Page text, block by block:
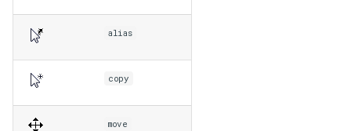
alias
copy
move